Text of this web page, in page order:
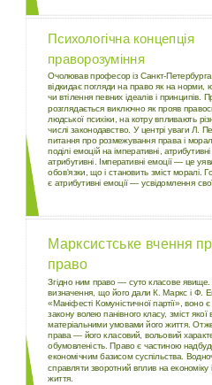
Психологічна концепція
праворозуміння
Очолював професор із Санкт-
відкидає погляди на право як на норми,
чи втілення певних ідеалів і принципів.
розглядається виключно як прояв
людської психіки, на котру впливають
числі законодавство. У центрі уваги Л.
питання про розмежування права і
поділі емоцій на імперативні,
атрибутивні. Імперативні емоції — це
обов'язки, що і становить зміст моралі.
є атрибутивні емоції — усвідомлення
Марксистське вчення
право
Згідно ним право — суто класове
визначення, що його дали К. Маркс і Ф.
«Маніфесті Комуністичної партії», воно
закону волею панівного класу, зміст якої
матеріальними умовами його життя.
права — його класовий, вольовий
обумовленість. Право є частиною
економічним базисом суспільства.
справляти зворотний вплив на економіку
життя.